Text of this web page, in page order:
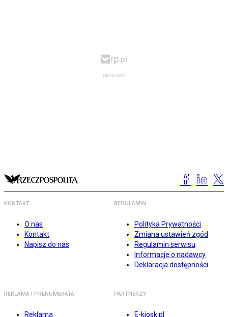
KONTAKT
O nas
Kontakt
Napisz do nas
REGULAMIN
Polityka Prywatności
Zmiana ustawień zgód
Regulamin serwisu
Informacje o nadawcy
Deklaracja dostępności
REKLAMA I PRENUMERATA
Reklama
PARTNERZY
E-kiosk.pl